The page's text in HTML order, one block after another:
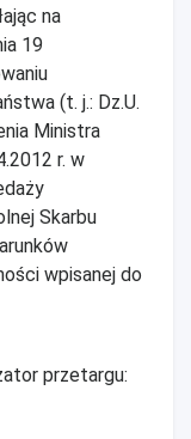
na
19
(t. j.: Dz.U.
Ministra
r. w
Skarbu
wpisanej do
przetargu: